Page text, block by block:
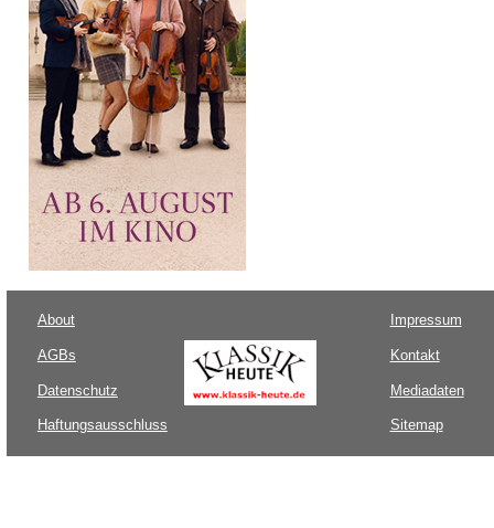
About
AGBs
Datenschutz
Haftungsausschluss
Impressum
Kontakt
Mediadaten
Sitemap